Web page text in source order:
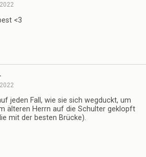
<3
jeden Fall, wie sie sich wegduckt, um
älteren Herrn auf die Schulter geklopft
mit der besten Brücke).